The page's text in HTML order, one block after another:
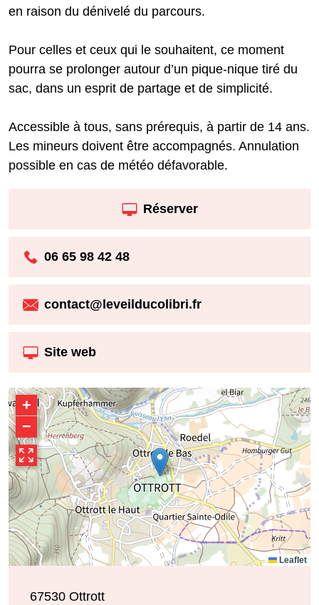
en raison du dénivelé du parcours.
Pour celles et ceux qui le souhaitent, ce moment
pourra se prolonger autour d’un pique-nique tiré du
sac, dans un esprit de partage et de simplicité.
Accessible à tous, sans prérequis, à partir de 14 ans.
Les mineurs doivent être accompagnés. Annulation
possible en cas de météo défavorable.
Réserver
06 65 98 42 48
contact@leveilducolibri.fr
Site web
+
−
Leaflet
67530 Ottrott